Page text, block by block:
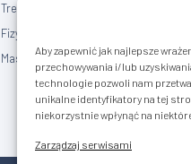
Aby zapewnić jak najlepsze
przechowywania i/lub
technologie pozwoli nam
unikalne identyfikatory na tej
niekorzystnie wpłynąć na
Zarządzaj serwisami
Trening EMS
Fizykoterapia
Masaż